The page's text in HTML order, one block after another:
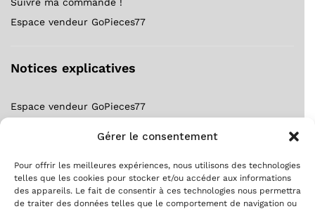
Gérer le consentement
Pour offrir les meilleures expériences, nous utilisons des technologies
telles que les cookies pour stocker et/ou accéder aux informations
des appareils. Le fait de consentir à ces technologies nous permettra
de traiter des données telles que le comportement de navigation ou
Espace vendeur GoPieces77
Notices explicatives
Espace vendeur GoPieces77
S’inscrire comme vendeur ?
Suivre ma commande !